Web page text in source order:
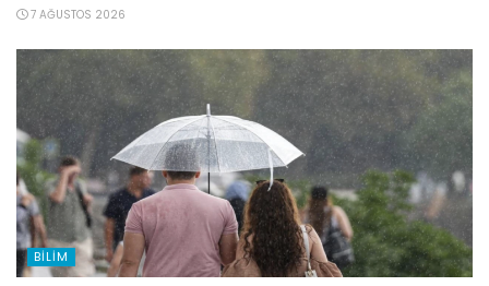
7 AĞUSTOS 2026
BILIM